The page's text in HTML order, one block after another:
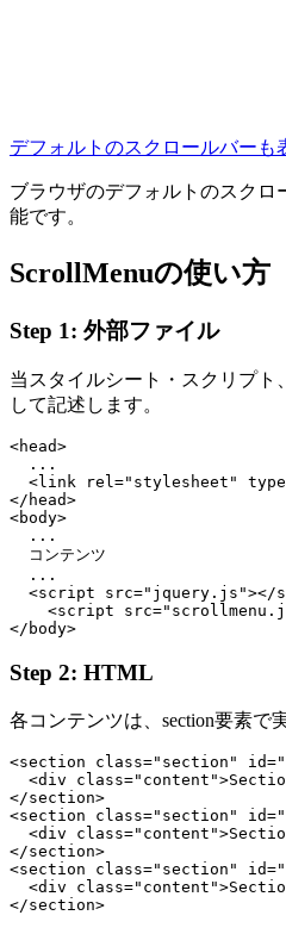
デフォルトのスクロールバーも
ブラウザのデフォルトのスク
能です。
ScrollMenuの使い方
Step 1: 外部ファイル
当スタイルシート・スクリプト、
して記述します。
<head>
  ...
<link rel="stylesheet"
</head>
<body>
  ...
  コンテンツ
  ...
<script src="jquery.js"></
<script
Step 2: HTML
各コンテンツは、section要素で
<section class="section"
<div
</section>
<section class="section"
<div
</section>
<section class="section"
<div